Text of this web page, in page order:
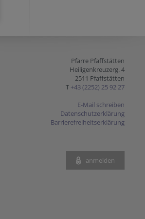
Pfarre Pfaffstätten
Heiligenkreuzerg. 4
2511 Pfaffstätten
T +43 (2252) 25 92 27
E-Mail schreiben
Datenschutzerklärung
Barrierefreiheitserklärung
anmelden